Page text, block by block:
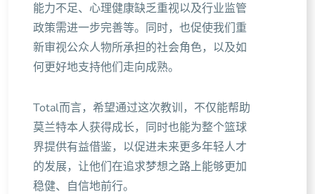
能力不足、心理健康缺乏重视以及行业监管
政策需进一步完善等。同时，也促使我们重
新审视公众人物所承担的社会角色，以及如
何更好地支持他们走向成熟。
Total而言，希望通过这次教训，不仅能帮助
莫兰特本人获得成长，同时也能为整个篮球
界提供有益借鉴，以促进未来更多年轻人才
的发展，让他们在追求梦想之路上能够更加
稳健、自信地前行。